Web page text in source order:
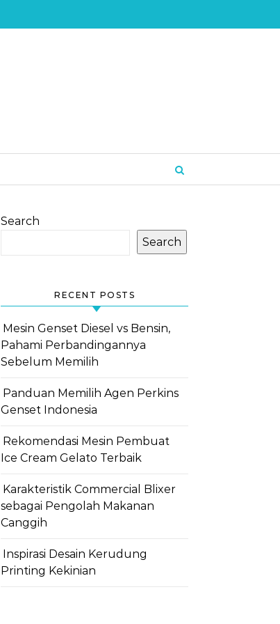
Search
Search
RECENT POSTS
Mesin Genset Diesel vs Bensin,
Pahami Perbandingannya
Sebelum Memilih
Panduan Memilih Agen Perkins
Genset Indonesia
Rekomendasi Mesin Pembuat
Ice Cream Gelato Terbaik
Karakteristik Commercial Blixer
sebagai Pengolah Makanan
Canggih
Inspirasi Desain Kerudung
Printing Kekinian